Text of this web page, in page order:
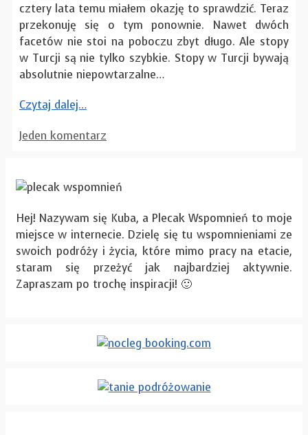
cztery lata temu miałem okazję to sprawdzić. Teraz
przekonuję się o tym ponownie. Nawet dwóch
facetów nie stoi na poboczu zbyt długo. Ale stopy
w Turcji są nie tylko szybkie. Stopy w Turcji bywają
absolutnie niepowtarzalne…
Czytaj dalej…
Jeden komentarz
Hej! Nazywam się Kuba, a Plecak Wspomnień to moje
miejsce w internecie. Dzielę się tu wspomnieniami ze
swoich podróży i życia, które mimo pracy na etacie,
staram się przeżyć jak najbardziej aktywnie.
Zapraszam po trochę inspiracji! 🙂